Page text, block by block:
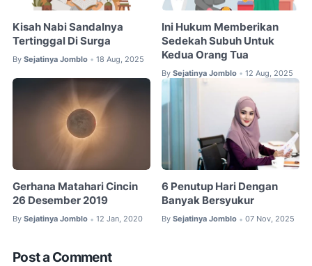
Kisah Nabi Sandalnya
Tertinggal Di Surga
By Sejatinya Jomblo • 18 Aug, 2025
Ini Hukum Memberikan
Sedekah Subuh Untuk
Kedua Orang Tua
By Sejatinya Jomblo • 12 Aug, 2025
Gerhana Matahari Cincin
26 Desember 2019
By Sejatinya Jomblo • 12 Jan, 2020
6 Penutup Hari Dengan
Banyak Bersyukur
By Sejatinya Jomblo • 07 Nov, 2025
Post a Comment